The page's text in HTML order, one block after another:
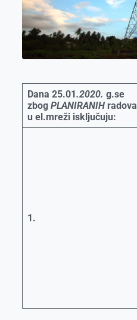
r
Dana 25.01.2020. g.se
zbog PLANIRANIH radova
u el.mreži isključuju:
1.